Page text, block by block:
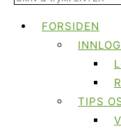
FORSIDEN
TIPS